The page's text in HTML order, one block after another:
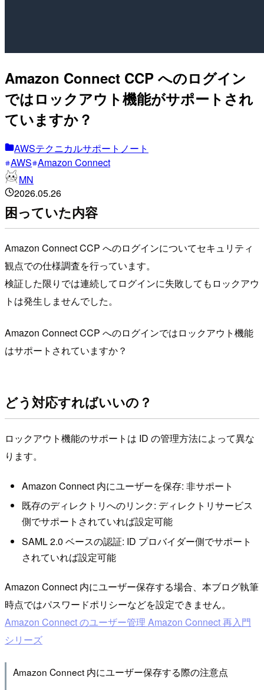
Amazon Connect CCP へのログイン
ではロックアウト機能がサポートされ
ていますか？
AWSテクニカルサポートノート
AWS Amazon Connect
MN
2026.05.26
困っていた内容
Amazon Connect CCP へのログインについてセキュリティ
観点での仕様調査を行っています。
検証した限りでは連続してログインに失敗してもロックアウ
トは発生しませんでした。
Amazon Connect CCP へのログインではロックアウト機能
はサポートされていますか？
どう対応すればいいの？
ロックアウト機能のサポートは ID の管理方法によって異な
ります。
Amazon Connect 内にユーザーを保存: 非サポート
既存のディレクトリへのリンク: ディレクトリサービス
側でサポートされていれば設定可能
SAML 2.0 ベースの認証: ID プロバイダー側でサポート
されていれば設定可能
Amazon Connect 内にユーザー保存する場合、本ブログ執筆
時点ではパスワードポリシーなどを設定できません。
Amazon Connect のユーザー管理 Amazon Connect 再⼊⾨
シリーズ
Amazon Connect 内にユーザー保存する際の注意点